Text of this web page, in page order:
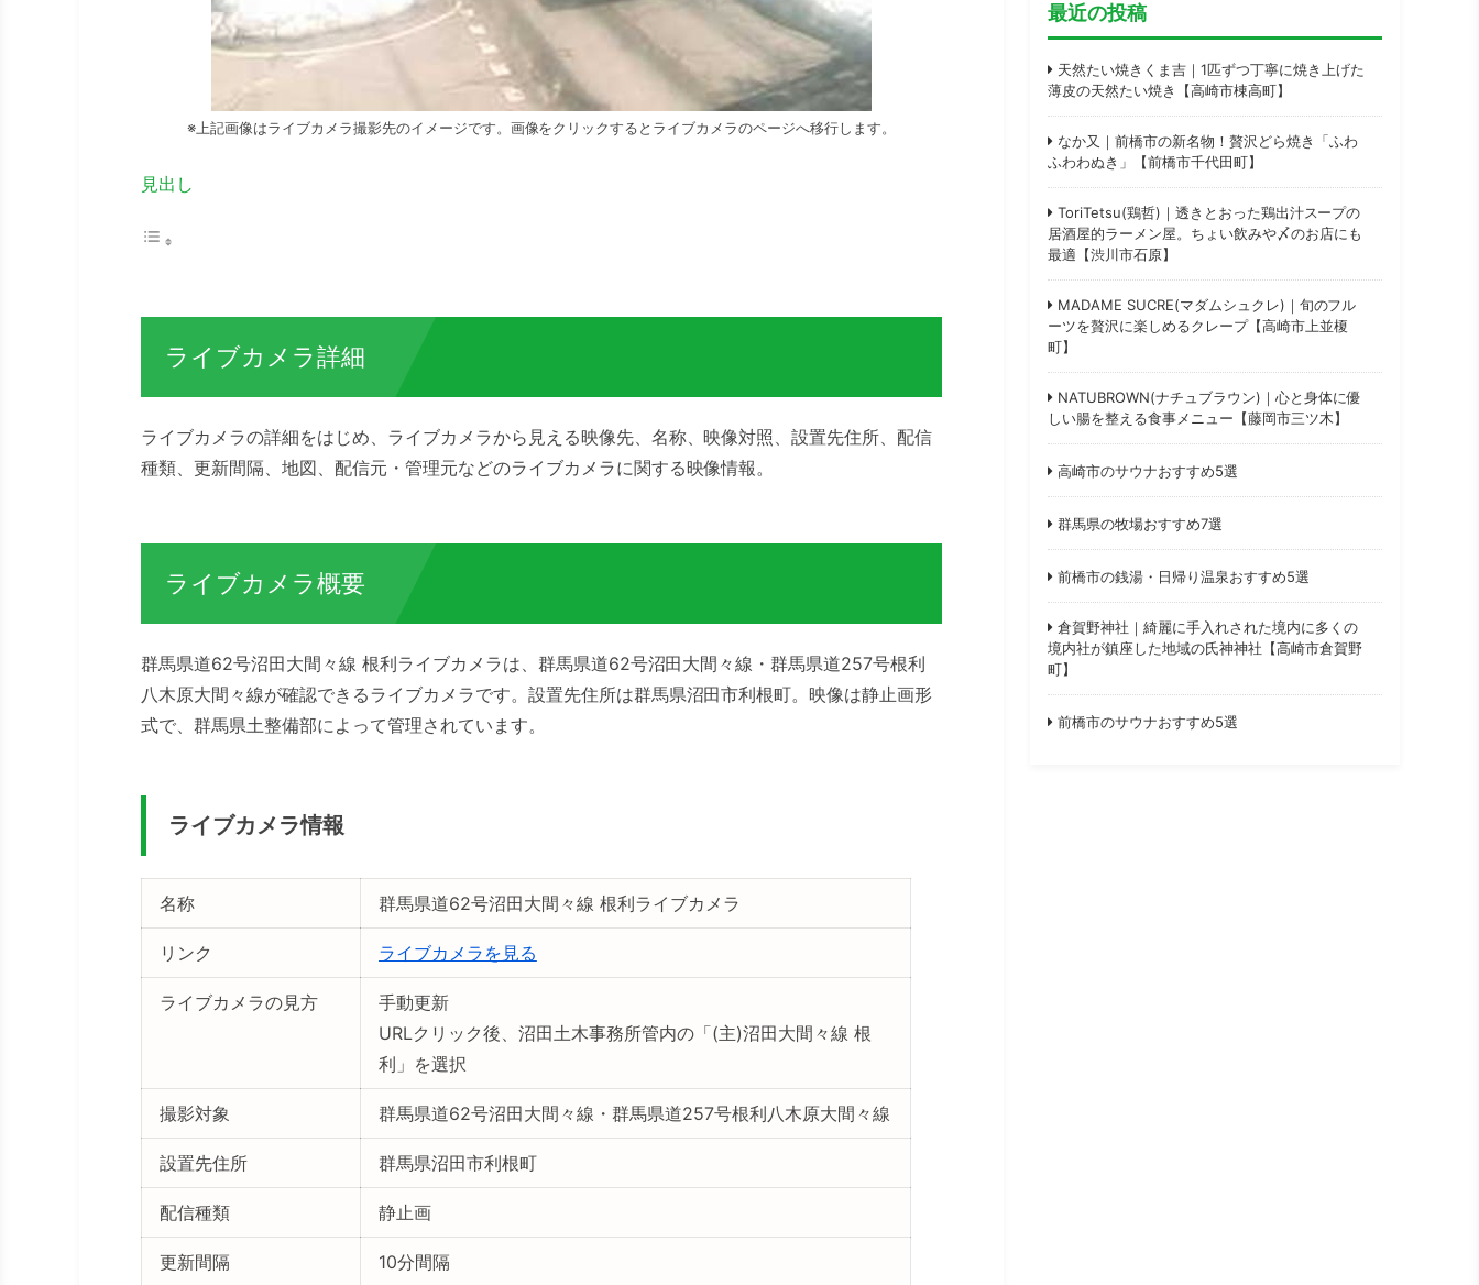
※上記画像はライブカメラ撮影先のイメージです。画像をクリックするとライブカメラのページへ移行します。
見出し
ライブカメラ詳細
ライブカメラの詳細をはじめ、ライブカメラから見える映像先、名称、映像対照、設置先住所、配信
種類、更新間隔、地図、配信元・管理元などのライブカメラに関する映像情報。
ライブカメラ概要
群馬県道62号沼田大間々線 根利ライブカメラは、群馬県道62号沼田大間々線・群馬県道257号根利
八木原大間々線が確認できるライブカメラです。設置先住所は群馬県沼田市利根町。映像は静止画形
式で、群馬県土整備部によって管理されています。
ライブカメラ情報
名称 群馬県道62号沼田大間々線 根利ライブカメラ
リンク ライブカメラを見る
ライブカメラの見方
手動更新
URLクリック後、沼田土木事務所管内の「(主)沼田大間々線 根
利」を選択
撮影対象 群馬県道62号沼田大間々線・群馬県道257号根利八木原大間々線
設置先住所 群馬県沼田市利根町
配信種類 静止画
更新間隔 10分間隔
最近の投稿
天然たい焼きくま吉｜1匹ずつ丁寧に焼き上げた
薄皮の天然たい焼き【高崎市棟高町】
なか又｜前橋市の新名物！贅沢どら焼き「ふわ
ふわわぬき」【前橋市千代田町】
ToriTetsu(鶏哲)｜透きとおった鶏出汁スープの
居酒屋的ラーメン屋。ちょい飲みや〆のお店にも
最適【渋川市石原】
MADAME SUCRE(マダムシュクレ)｜旬のフル
ーツを贅沢に楽しめるクレープ【高崎市上並榎
町】
NATUBROWN(ナチュブラウン)｜心と身体に優
しい腸を整える食事メニュー【藤岡市三ツ木】
高崎市のサウナおすすめ5選
群馬県の牧場おすすめ7選
前橋市の銭湯・日帰り温泉おすすめ5選
倉賀野神社｜綺麗に手入れされた境内に多くの
境内社が鎮座した地域の氏神神社【高崎市倉賀野
町】
前橋市のサウナおすすめ5選